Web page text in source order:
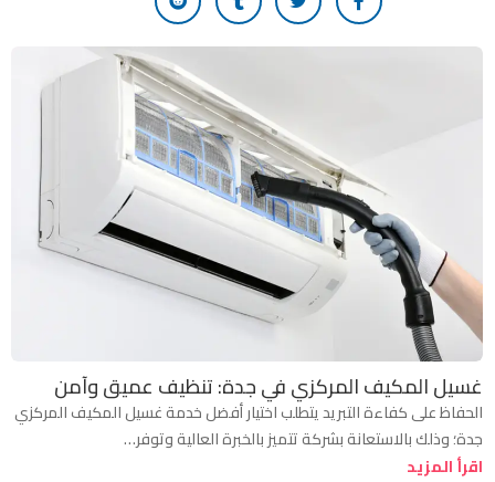
غسيل المكيف المركزي في جدة: تنظيف عميق وآمن
الحفاظ على كفاءة التبريد يتطلب اختيار أفضل خدمة غسيل المكيف المركزي
جدة؛ وذلك بالاستعانة بشركة تتميز بالخبرة العالية وتوفر…
اقرأ المزيد